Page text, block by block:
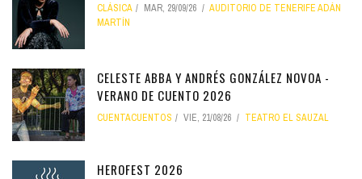
CLÁSICA MAR, 29/09/26
AUDITORIO DE TENERIFE ADÁN
MARTÍN
CELESTE ABBA Y ANDRÉS GONZÁLEZ NOVOA -
VERANO DE CUENTO 2026
CUENTACUENTOS VIE, 21/08/26 TEATRO EL SAUZAL
HEROFEST 2026